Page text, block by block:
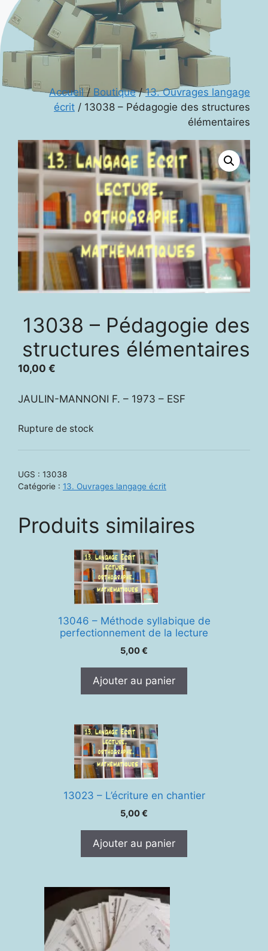
Accueil/ Boutique/13. Ouvrages langage
écrit / 13038 – Pédagogie des structures
élémentaires
13038 – Pédagogie des
structures élémentaires
10,00 €
JAULIN-MANNONI F. – 1973 – ESF
Rupture de stock
UGS : 13038
Catégorie : 13. Ouvrages langage écrit
Produits similaires
13046 – Méthode syllabique de
perfectionnement de la lecture
5,00€
Ajouter au panier
13023 – L’écriture en chantier
5,00€
Ajouter au panier